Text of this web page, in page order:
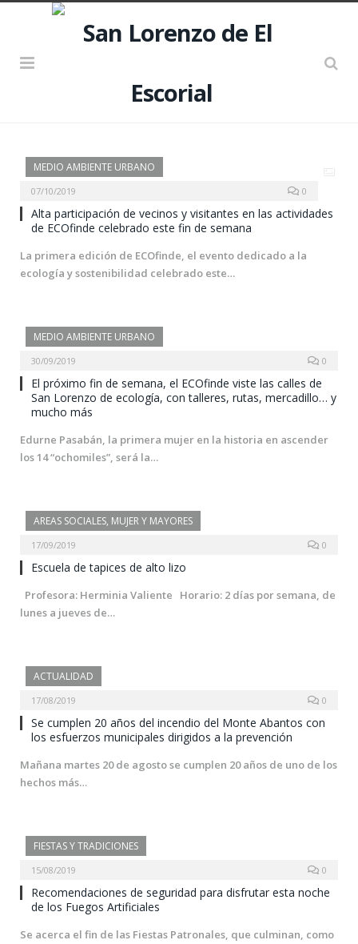
MEDIO AMBIENTE URBANO
07/10/2019 0
Alta participación de vecinos y visitantes en las actividades
de ECOfinde celebrado este fin de semana
La primera edición de ECOfinde, el evento dedicado a la
ecología y sostenibilidad celebrado este…
MEDIO AMBIENTE URBANO
30/09/2019 0
El próximo fin de semana, el ECOfinde viste las calles de
San Lorenzo de ecología, con talleres, rutas, mercadillo… y
mucho más
Edurne Pasabán, la primera mujer en la historia en ascender
los 14 “ochomiles”, será la…
AREAS SOCIALES, MUJER Y MAYORES
17/09/2019 0
Escuela de tapices de alto lizo
Profesora: Herminia Valiente Horario: 2 días por semana, de
lunes a jueves de…
ACTUALIDAD
17/08/2019 0
Se cumplen 20 años del incendio del Monte Abantos con
los esfuerzos municipales dirigidos a la prevención
Mañana martes 20 de agosto se cumplen 20 años de uno de los
hechos más…
FIESTAS Y TRADICIONES
15/08/2019 0
Recomendaciones de seguridad para disfrutar esta noche
de los Fuegos Artificiales
Se acerca el fin de las Fiestas Patronales, que culminan, como